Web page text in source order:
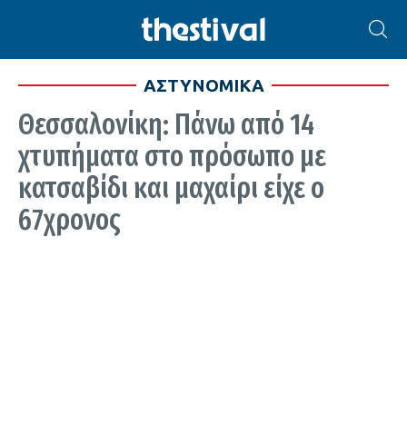
ΑΣΤΥΝΟΜΙΚΑ
Θεσσαλονίκη: Πάνω από 14
χτυπήματα στο πρόσωπο με
κατσαβίδι και μαχαίρι είχε ο
67χρονος